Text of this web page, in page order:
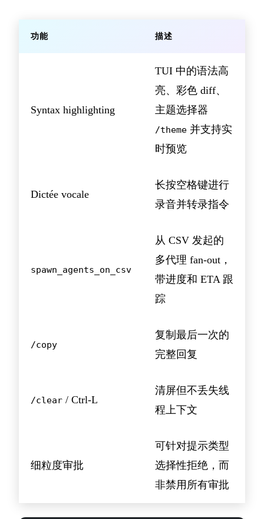
功能 描述
Syntax highlighting
TUI 中的语法高
亮、彩色 diff、
主题选择器
/theme 并支持实
时预览
Dictée vocale
长按空格键进行
录音并转录指令
spawn_agents_on_csv
从 CSV 发起的
多代理 fan-out，
带进度和 ETA 跟
踪
/copy
复制最后一次的
完整回复
/clear / Ctrl-L
清屏但不丢失线
程上下文
细粒度审批
可针对提示类型
选择性拒绝，而
非禁用所有审批